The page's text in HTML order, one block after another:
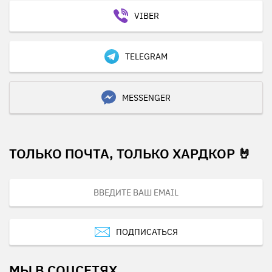
VIBER
TELEGRAM
MESSENGER
ТОЛЬКО ПОЧТА, ТОЛЬКО ХАРДКОР 🤘
ПОДПИСАТЬСЯ